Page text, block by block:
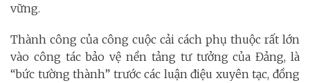
vững.
Thành công của công cuộc cải cách phụ thuộc rất lớn
vào công tác bảo vệ nền tảng tư tưởng của Đảng, là
“bức tường thành” trước các luận điệu xuyên tạc, đồng